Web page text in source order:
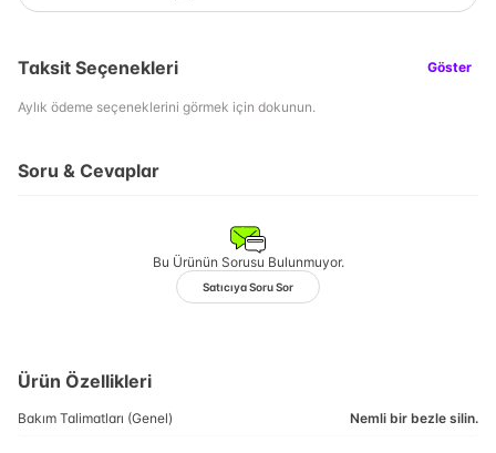
Taksit Seçenekleri Göster
Aylık ödeme seçeneklerini görmek için dokunun.
Soru & Cevaplar
Bu Ürünün Sorusu Bulunmuyor.
Satıcıya Soru Sor
Ürün Özellikleri
Bakım Talimatları (Genel) Nemli bir bezle silin.